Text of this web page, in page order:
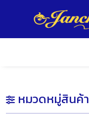
หมวดหมู่สินค้า